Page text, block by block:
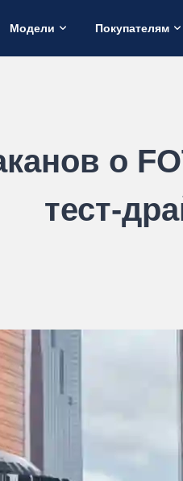
Модели Покупателям
о
тест-